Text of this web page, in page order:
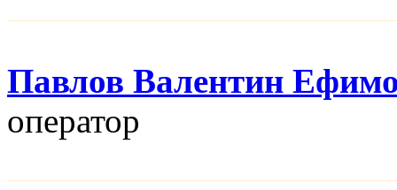
Павлов Валентин
оператор